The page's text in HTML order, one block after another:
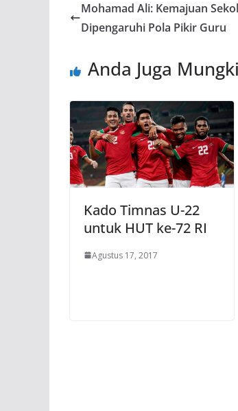
Mohamad Ali: Kemajuan
Dipengaruhi Pola Pikir Guru
Anda Juga
Kado Timnas U-22
untuk HUT ke-72 RI
Agustus 17, 2017